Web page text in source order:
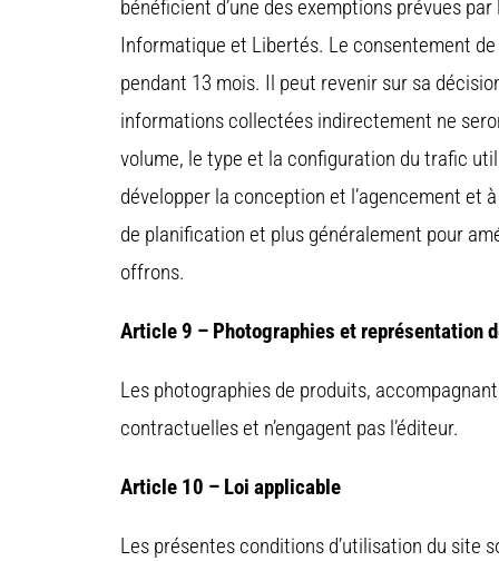
bénéficient d’une des exemptions prévues par
Informatique et Libertés. Le consentement
pendant 13 mois. Il peut revenir sur sa
informations collectées indirectement ne
volume, le type et la configuration du trafic
développer la conception et l’agencement et
de planification et plus généralement pour
offrons.
Article 9 – Photographies et représentation
Les photographies de produits,
contractuelles et n’engagent pas l’éditeur.
Article 10 – Loi applicable
Les présentes conditions d’utilisation du site